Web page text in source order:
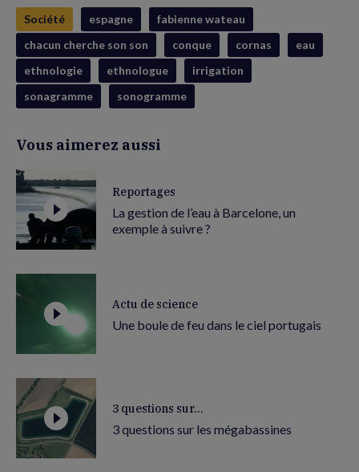
Société espagne
fabienne wateau
chacun cherche son son
conque cornas
eau
ethnologie
ethnologue
irrigation
sonagramme
sonogramme
Vous aimerez aussi
Reportages
La gestion de l’eau à Barcelone, un
exemple à suivre ?
Actu de science
Une boule de feu dans le ciel portugais
3 questions sur...
3 questions sur les mégabassines